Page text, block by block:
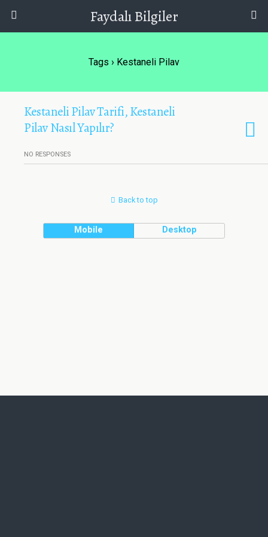
Faydalı Bilgiler
Tags › Kestaneli Pilav
Kestaneli Pilav Tarifi, Kestaneli
Pilav Nasıl Yapılır?
NO RESPONSES
Back to top
Mobile Desktop